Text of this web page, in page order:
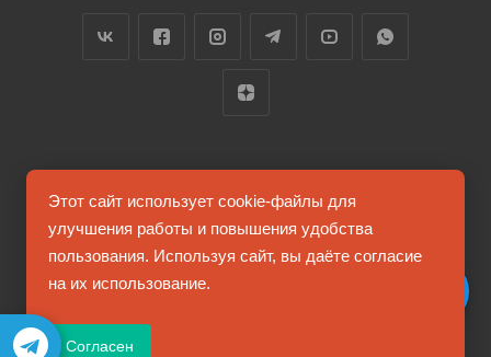
2026 © FUTUMAG.RU
Информация на сайте не является публичной офертой
Этот сайт использует cookie-файлы для
улучшения работы и повышения удобства
пользования. Используя сайт, вы даёте согласие
на их использование.
Согласен